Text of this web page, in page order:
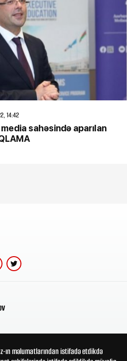
14:42
sahəsində aparılan
ın məlumatlarından istifadə etdikdə